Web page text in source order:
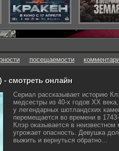
посещаемости
- смотреть онлайн
Сериал рассказывает историю
медсестры из 40-х годов XX
у легендарных шотландских
перемещается во времени в
Клэр оказывается в неизвестном
угрожает опасность. Девушка
выжить и вернуться обратно...